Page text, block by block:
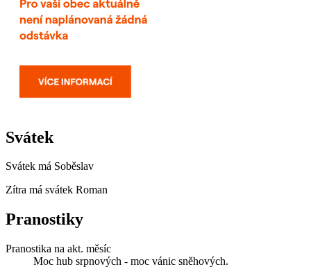
Svátek
Svátek má Soběslav
Zítra má svátek Roman
Pranostiky
Pranostika na akt. měsíc
Moc hub srpnových - moc vánic sněhových.